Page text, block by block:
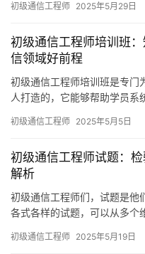
初级通信工程师 2025年5月29日
初级通信工程师培训班
信领域好前程
初级通信工程师培训班是专门
人打造的，它能够帮助学员
初级通信工程师 2025年5月5日
初级通信工程师试题：
解析
初级通信工程师们，试题是他
各式各样的试题，可以从多个
要点。
初级通信工程师 2025年5月19日